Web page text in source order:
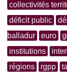
collectivités
déficit public
balladur
euro
institutions
régions
rgpp